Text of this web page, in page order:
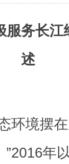
务长江
述
境摆在
年